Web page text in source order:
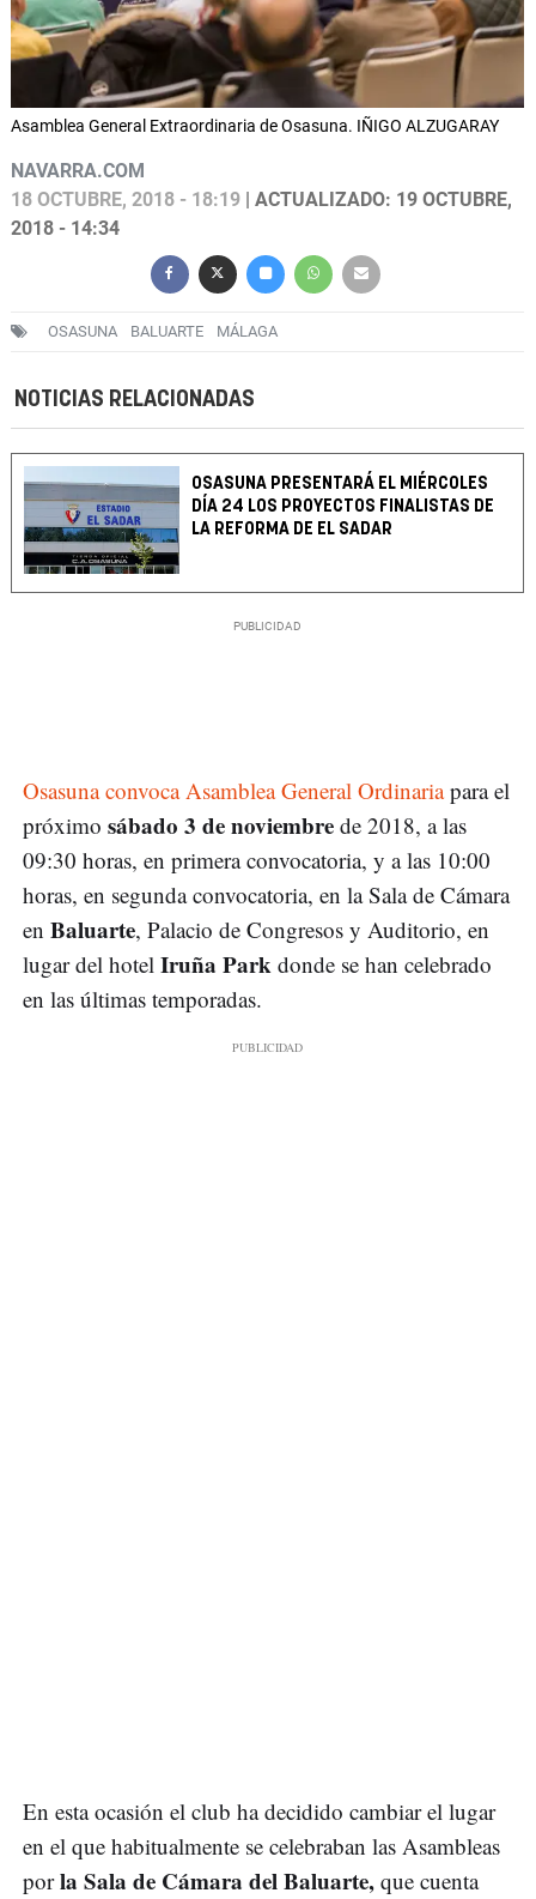
Asamblea General Extraordinaria de Osasuna. IÑIGO ALZUGARAY
NAVARRA.COM
18 OCTUBRE, 2018 - 18:19 | ACTUALIZADO: 19 OCTUBRE,
2018 - 14:34
OSASUNA BALUARTE MÁLAGA
NOTICIAS RELACIONADAS
OSASUNA PRESENTARÁ EL MIÉRCOLES
DÍA 24 LOS PROYECTOS FINALISTAS DE
LA REFORMA DE EL SADAR
Osasuna convoca Asamblea General Ordinariapara el
próximo sábado 3 de noviembre de 2018, a las
09:30 horas, en primera convocatoria, y a las 10:00
horas, en segunda convocatoria, en la Sala de Cámara
en Baluarte, Palacio de Congresos y Auditorio, en
lugar del hotel Iruña Park donde se han celebrado
en las últimas temporadas.
En esta ocasión el club ha decidido cambiar el lugar
en el que habitualmente se celebraban las Asambleas
porla Sala de Cámara del Baluarte, que cuenta